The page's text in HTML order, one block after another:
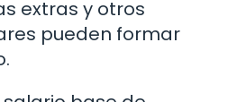
extras y otros
pueden formar